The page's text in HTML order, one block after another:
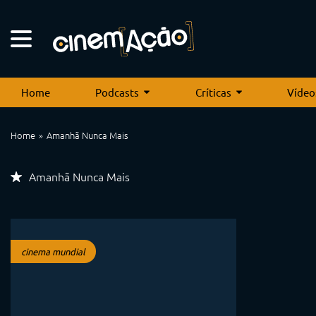
Home Podcasts Críticas
Home Amanhã Nunca Mais
Amanhã Nunca Mais
cinema mundial